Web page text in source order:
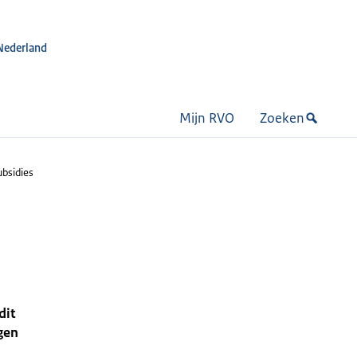
Mijn RVO Zoeken